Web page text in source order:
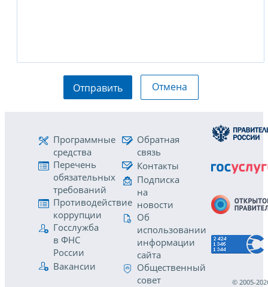
Отправить Отмена
Программные
средства
Перечень
обязательных
требований
Противодействие
коррупции
Госслужба
в ФНС
России
Вакансии
Обратная
связь
Контакты
Подписка
на
новости
Об
использовании
информации
сайта
Общественный
совет
© 2005-